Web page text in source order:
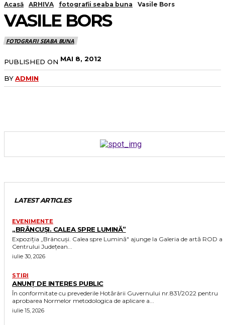
Acasă ARHIVA fotografii seaba buna Vasile Bors
VASILE BORS
FOTOGRAFII SEABA BUNA
PUBLISHED ON MAI 8, 2012
BYADMIN
LATEST ARTICLES
EVENIMENTE
„BRÂNCUȘI. CALEA SPRE LUMINĂ”
Expoziția „Brâncuși. Calea spre Lumină" ajunge la Galeria de artă ROD a
Centrului Județean...
iulie 30, 2026
STIRI
ANUNȚ DE INTERES PUBLIC
În conformitate cu prevederile Hotărârii Guvernului nr.831/2022 pentru
aprobarea Normelor metodologica de aplicare a...
iulie 15, 2026